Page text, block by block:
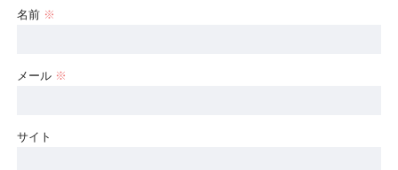
名前 ※
メール ※
サイト